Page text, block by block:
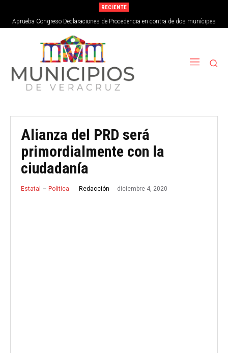
RECIENTE
Aprueba Congreso Declaraciones de Procedencia en contra de dos munícipes
Alianza del PRD será
primordialmente con la
ciudadanía
Estatal Politica Redacción diciembre 4, 2020